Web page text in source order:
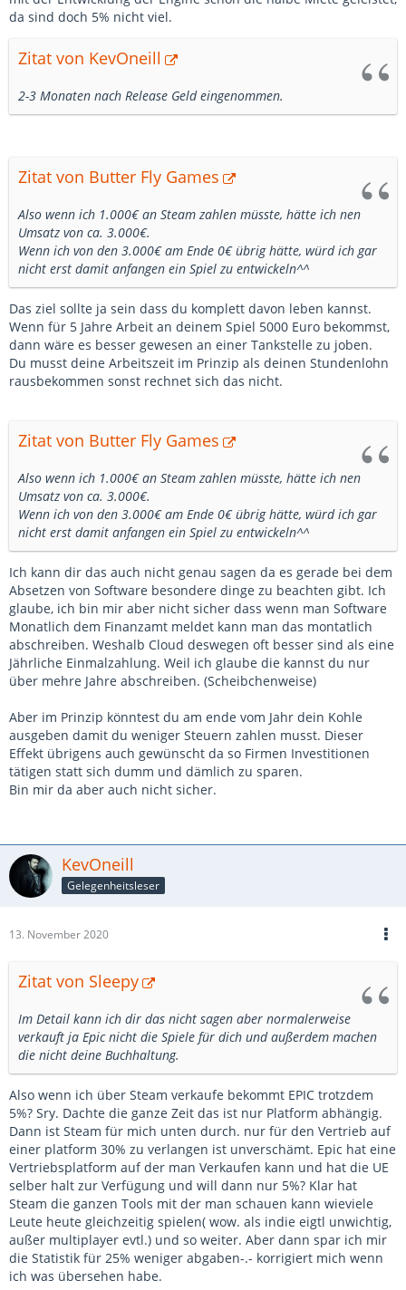
da sind doch 5% nicht viel.
Zitat von KevOneill
2-3 Monaten nach Release Geld eingenommen.
Zitat von Butter Fly Games
Also wenn ich 1.000€ an Steam zahlen müsste, hätte ich nen
Umsatz von ca. 3.000€.
Wenn ich von den 3.000€ am Ende 0€ übrig hätte, würd ich gar
nicht erst damit anfangen ein Spiel zu entwickeln^^
Das ziel sollte ja sein dass du komplett davon leben kannst.
Wenn für 5 Jahre Arbeit an deinem Spiel 5000 Euro bekommst,
dann wäre es besser gewesen an einer Tankstelle zu joben.
Du musst deine Arbeitszeit im Prinzip als deinen Stundenlohn
rausbekommen sonst rechnet sich das nicht.
Zitat von Butter Fly Games
Also wenn ich 1.000€ an Steam zahlen müsste, hätte ich nen
Umsatz von ca. 3.000€.
Wenn ich von den 3.000€ am Ende 0€ übrig hätte, würd ich gar
nicht erst damit anfangen ein Spiel zu entwickeln^^
Ich kann dir das auch nicht genau sagen da es gerade bei dem
Absetzen von Software besondere dinge zu beachten gibt. Ich
glaube, ich bin mir aber nicht sicher dass wenn man Software
Monatlich dem Finanzamt meldet kann man das montatlich
abschreiben. Weshalb Cloud deswegen oft besser sind als eine
Jährliche Einmalzahlung. Weil ich glaube die kannst du nur
über mehre Jahre abschreiben. (Scheibchenweise)
Aber im Prinzip könntest du am ende vom Jahr dein Kohle
ausgeben damit du weniger Steuern zahlen musst. Dieser
Effekt übrigens auch gewünscht da so Firmen Investitionen
tätigen statt sich dumm und dämlich zu sparen.
Bin mir da aber auch nicht sicher.
KevOneill
Gelegenheitsleser
13. November 2020
Zitat von Sleepy
Im Detail kann ich dir das nicht sagen aber normalerweise
verkauft ja Epic nicht die Spiele für dich und außerdem machen
die nicht deine Buchhaltung.
Also wenn ich über Steam verkaufe bekommt EPIC trotzdem
5%? Sry. Dachte die ganze Zeit das ist nur Platform abhängig.
Dann ist Steam für mich unten durch. nur für den Vertrieb auf
einer platform 30% zu verlangen ist unverschämt. Epic hat eine
Vertriebsplatform auf der man Verkaufen kann und hat die UE
selber halt zur Verfügung und will dann nur 5%? Klar hat
Steam die ganzen Tools mit der man schauen kann wieviele
Leute heute gleichzeitig spielen( wow. als indie eigtl unwichtig,
außer multiplayer evtl.) und so weiter. Aber dann spar ich mir
die Statistik für 25% weniger abgaben-.- korrigiert mich wenn
ich was übersehen habe.